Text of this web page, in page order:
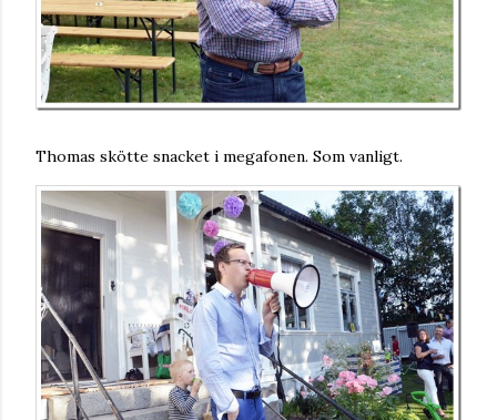
Thomas skötte snacket i megafonen. Som vanligt.